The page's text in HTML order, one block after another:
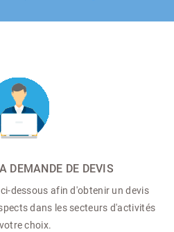
DEMANDE DE DEVIS
dessous afin d'obtenir un devis
dans les secteurs d'activités
choix.